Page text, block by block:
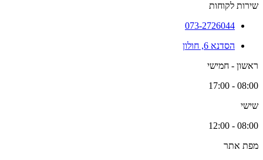
שירות לקוחות
073-2726044
הסדנא 6, חולון
ראשון - חמישי
08:00 - 17:00
שישי
08:00 - 12:00
מפת אתר